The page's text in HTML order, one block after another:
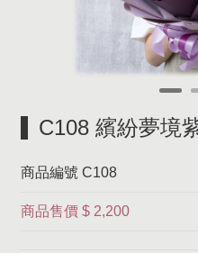
C108 繽紛夢境
商品編號 C108
商品售價 $ 2,200